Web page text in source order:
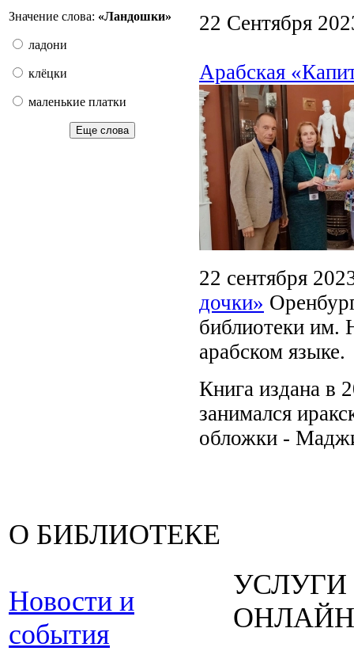
Значение слова: «Ландошки»
ладони
клёцки
маленькие платки
Еще слова
22 Сентября
Арабская
22 сентября
дочки»
библиотеки им.
арабском языке.
Книга издана в
занимался
обложки -
О БИБЛИОТЕКЕ
Новости и
события
УСЛУГИ
ОНЛАЙН